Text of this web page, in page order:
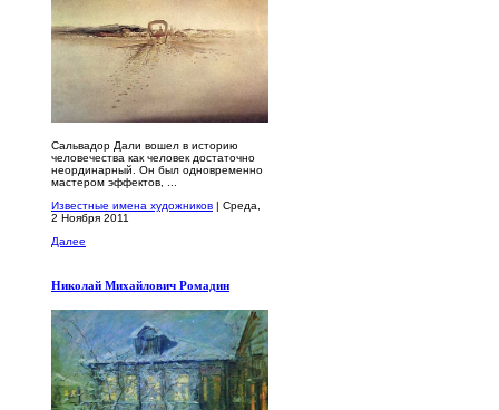
Сальвадор Дали вошел в историю
человечества как человек достаточно
неординарный. Он был одновременно
мастером эффектов, ...
Известные имена художников | Среда,
2 Ноября 2011
Далее
Николай Михайлович Ромадин